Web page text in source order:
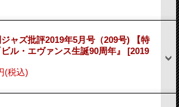
ャズ批評2019年5月号（209号) 【特
ル・エヴァンス生誕90周年』 [2019
(税込)